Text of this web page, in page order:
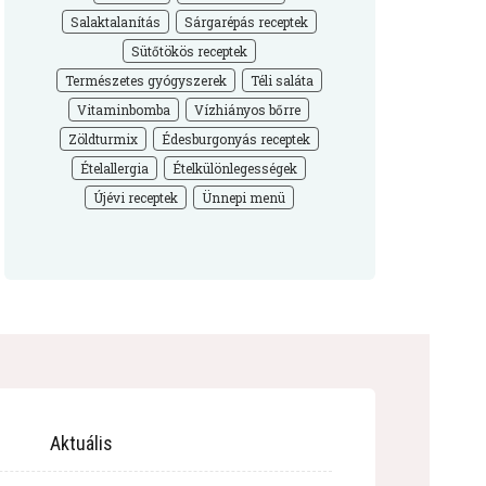
Salaktalanítás
Sárgarépás receptek
Sütőtökös receptek
Természetes gyógyszerek
Téli saláta
Vitaminbomba
Vízhiányos bőrre
Zöldturmix
Édesburgonyás receptek
Ételallergia
Ételkülönlegességek
Újévi receptek
Ünnepi menü
Aktuális